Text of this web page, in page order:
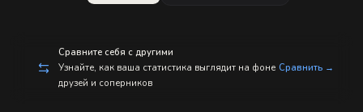
Сравните себя с другими
Узнайте, как ваша статистика выглядит на фоне
друзей и соперников
Сравнить →